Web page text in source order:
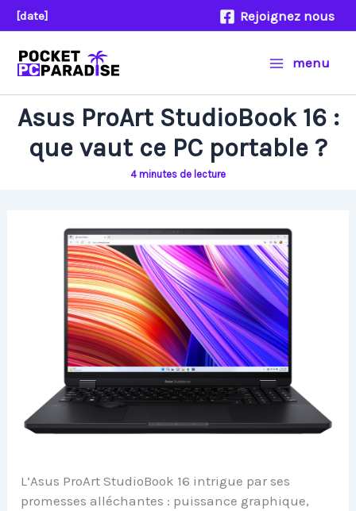
Aller
au
contenu
[date] Rejoignez nous
menu
Asus ProArt StudioBook 16 :
que vaut ce PC portable ?
4 minutes de lecture
L’Asus ProArt StudioBook 16 intrigue par ses
promesses alléchantes : puissance graphique,